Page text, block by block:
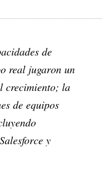
de
real jugaron un
crecimiento; la
de equipos
y